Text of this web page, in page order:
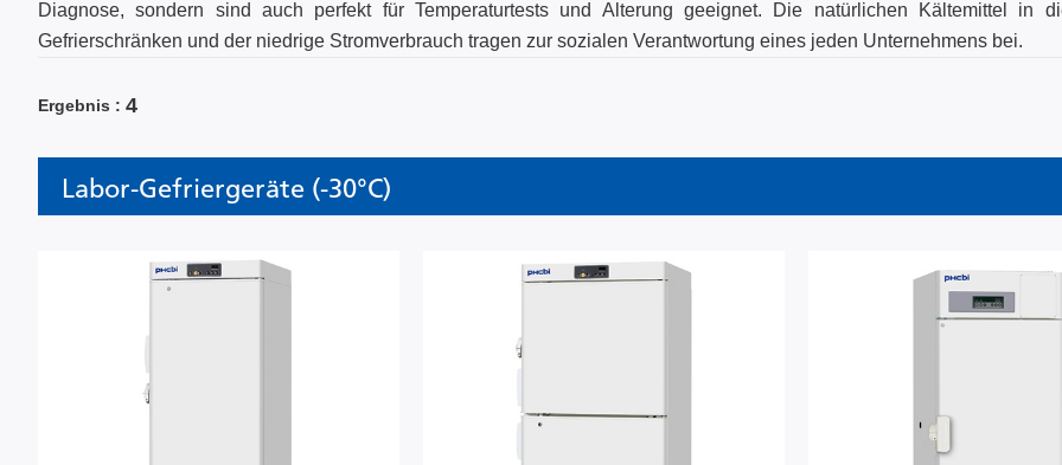
Diagnose, sondern sind auch perfekt für Temperaturtests und Alterung geeignet. Die natürlichen Kältemittel in
Gefrierschränken und der niedrige Stromverbrauch tragen zur sozialen Verantwortung eines jeden Unternehmens bei.
Ergebnis 4
Labor-Gefriergeräte (-30°C)